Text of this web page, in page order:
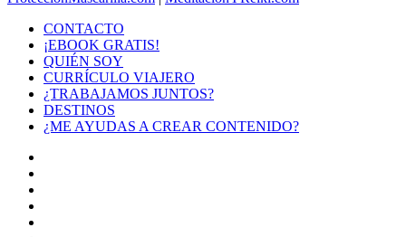
CONTACTO
¡EBOOK GRATIS!
QUIÉN SOY
CURRÍCULO VIAJERO
¿TRABAJAMOS JUNTOS?
DESTINOS
¿ME AYUDAS A CREAR CONTENIDO?